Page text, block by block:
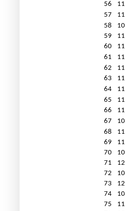
56
57
58
59
60
61
62
63
64
65
66
67
68
69
70
71
72
73
74
75